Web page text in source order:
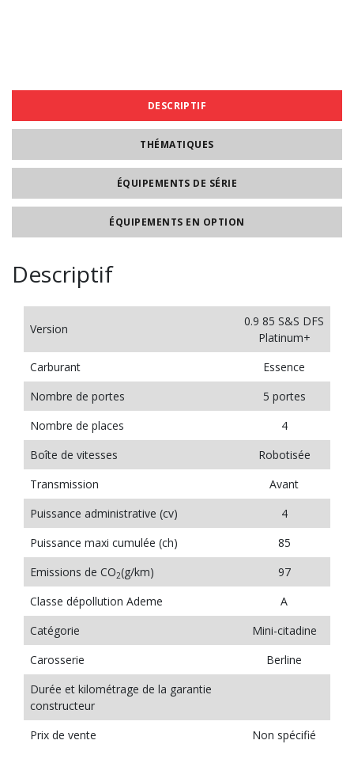
DESCRIPTIF
THÉMATIQUES
ÉQUIPEMENTS DE SÉRIE
ÉQUIPEMENTS EN OPTION
Descriptif
Version
0.9 85 S&S DFS
Platinum+
Carburant
Essence
Nombre de portes
5 portes
Nombre de places
4
Boîte de vitesses
Robotisée
Transmission
Avant
Puissance administrative (cv)
4
Puissance maxi cumulée (ch)
85
Emissions de CO2(g/km)
97
Classe dépollution Ademe
A
Catégorie
Mini-citadine
Carosserie
Berline
Durée et kilométrage de la garantie
constructeur
Prix de vente
Non spécifié